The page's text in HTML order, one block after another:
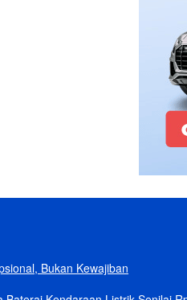
Bukan Kewajiban